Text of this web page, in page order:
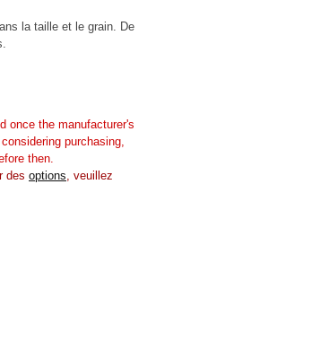
la taille et le grain. De
once the manufacturer's
purchasing,
then.
des options, veuillez